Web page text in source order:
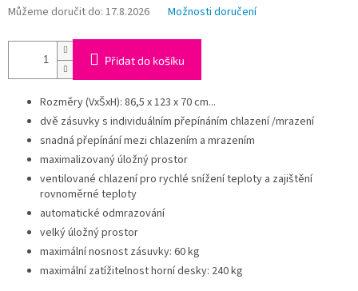
Můžeme doručit do: 17.8.2026 Možnosti doručení
Přidat do košíku
Rozměry (VxŠxH): 86,5 x 123 x 70 cm...
dvě zásuvky s individuálním přepínáním chlazení /mrazení
snadná přepínání mezi chlazením a mrazením
maximalizovaný úložný prostor
ventilované chlazení pro rychlé snížení teploty a zajištění
rovnoměrné teploty
automatické odmrazování
velký úložný prostor
maximální nosnost zásuvky: 60 kg
maximální zatížitelnost horní desky: 240 kg